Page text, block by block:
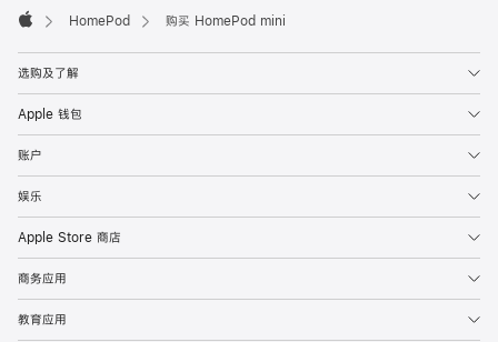
HomePod 购买 HomePod mini
选购及了解
Apple 钱包
账户
娱乐
Apple Store 商店
商务应用
教育应用